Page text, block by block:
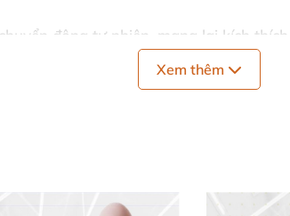
động tự nhiên , mang lại kích
, phù hợpmọi tâm
, không độc hại, dễ vệ sinh sau mỗi
Xem thêm